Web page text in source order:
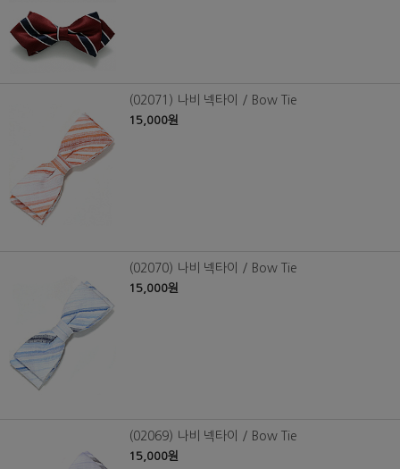
(02071) 나비 넥타이 / Bow Tie
15,000원
(02070) 나비 넥타이 / Bow Tie
15,000원
(02069) 나비 넥타이 / Bow Tie
15,000원